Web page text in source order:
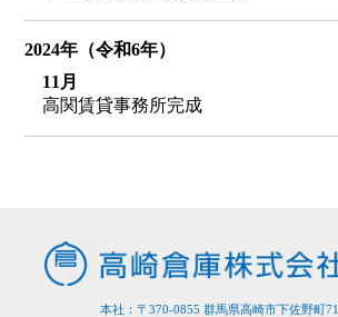
2024年（令和6年）
11月
高関賃貸事務所完成
本社：〒370-0855 群馬県高崎市下佐野町71